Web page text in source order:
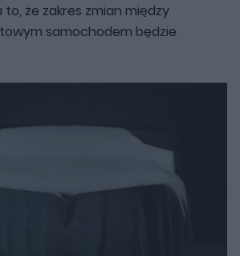
to, że zakres zmian między
samochodem będzie